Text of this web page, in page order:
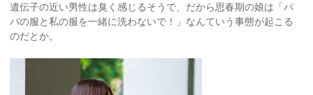
遺伝子の近い男性は臭く感じるそうで、だから思春期の娘は「パ
パの服と私の服を一緒に洗わないで！」なんていう事態が起こる
のだとか。